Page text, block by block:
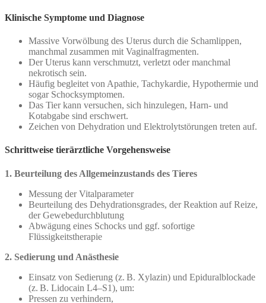
Klinische Symptome und Diagnose
Massive Vorwölbung des Uterus durch die Schamlippen,
manchmal zusammen mit Vaginalfragmenten.
Der Uterus kann verschmutzt, verletzt oder manchmal
nekrotisch sein.
Häufig begleitet von Apathie, Tachykardie, Hypothermie und
sogar Schocksymptomen.
Das Tier kann versuchen, sich hinzulegen, Harn- und
Kotabgabe sind erschwert.
Zeichen von Dehydration und Elektrolytstörungen treten auf.
Schrittweise tierärztliche Vorgehensweise
1. Beurteilung des Allgemeinzustands des Tieres
Messung der Vitalparameter
Beurteilung des Dehydrationsgrades, der Reaktion auf Reize,
der Gewebedurchblutung
Abwägung eines Schocks und ggf. sofortige
Flüssigkeitstherapie
2. Sedierung und Anästhesie
Einsatz von Sedierung (z. B. Xylazin) und Epiduralblockade
(z. B. Lidocain L4–S1), um:
Pressen zu verhindern,